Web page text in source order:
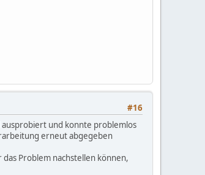
#16
ausprobiert und konnte problemlos
erneut abgegeben
Problem nachstellen können,